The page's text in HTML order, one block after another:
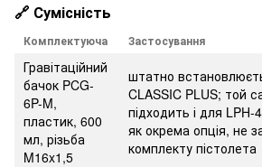
🔗 Сумісність
Комплектуюча Застосування
Гравітаційний
бачок PCG-
6P-M,
пластик, 600
мл, різьба
M16x1,5
штатно
CLASSIC PLUS; той
підходить і для
як окрема опція, не
комплекту пістолета